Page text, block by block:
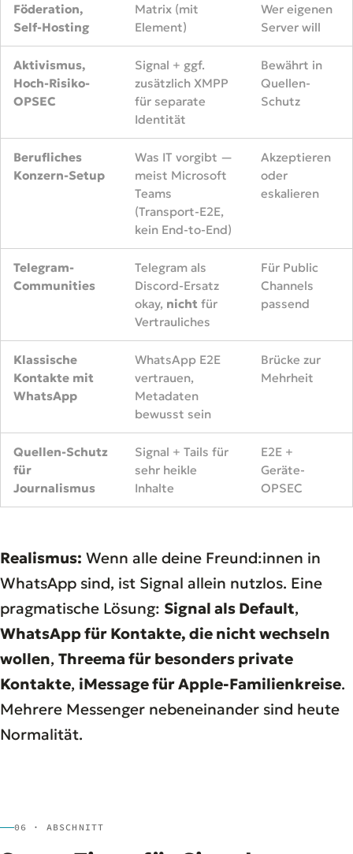
Föderation,
Self-Hosting
Matrix (mit
Element)
Wer eigenen
Server will
Aktivismus,
Hoch-Risiko-
OPSEC
Signal + ggf.
zusätzlich XMPP
für separate
Identität
Bewährt in
Quellen-
Schutz
Berufliches
Konzern-Setup
Was IT vorgibt —
meist Microsoft
Teams
(Transport-E2E,
kein End-to-End)
Akzeptieren
oder
eskalieren
Telegram-
Communities
Telegram als
Discord-Ersatz
okay, nicht für
Vertrauliches
Für Public
Channels
passend
Klassische
Kontakte mit
WhatsApp
WhatsApp E2E
vertrauen,
Metadaten
bewusst sein
Brücke zur
Mehrheit
Quellen-Schutz
für
Journalismus
Signal + Tails für
sehr heikle
Inhalte
E2E +
Geräte-
OPSEC
Realismus: Wenn alle deine Freund:innen in
WhatsApp sind, ist Signal allein nutzlos. Eine
pragmatische Lösung: Signal als Default,
WhatsApp für Kontakte, die nicht wechseln
wollen, Threema für besonders private
Kontakte, iMessage für Apple-Familienkreise.
Mehrere Messenger nebeneinander sind heute
Normalität.
06 · ABSCHNITT